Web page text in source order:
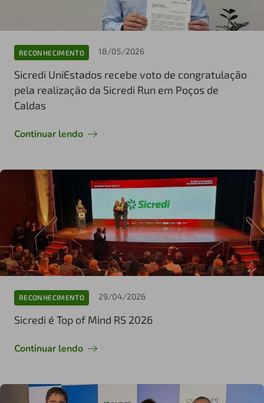
RECONHECIMENTO 18/05/2026
Sicredi UniEstados recebe voto de congratulação
pela realização da Sicredi Run em Poços de
Caldas
Continuar lendo
RECONHECIMENTO 29/04/2026
Sicredi é Top of Mind RS 2026
Continuar lendo